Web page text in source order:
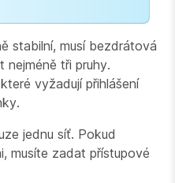
stabilní, musí bezdrátová
tři pruhy.
vyžadují přihlášení
jednu síť. Pokud
musíte zadat přístupové